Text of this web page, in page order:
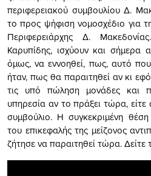
περιφερειακού συμβουλίου Δ.
το προς ψήφιση νομοσχέδιο για
Περιφερειάρχης Δ.
Καρυπίδης, ισχύουν και σήμερα
όμως, να εννοηθεί, πως, αυτό
ήταν, πως θα παραιτηθεί αν κι
τις υπό πώληση μονάδες και
υπηρεσία αν το πράξει τώρα, είτε
συμβούλιο. H συγκεκριμένη
του επικεφαλής της μείζονος
ζήτησε να παραιτηθεί τώρα.